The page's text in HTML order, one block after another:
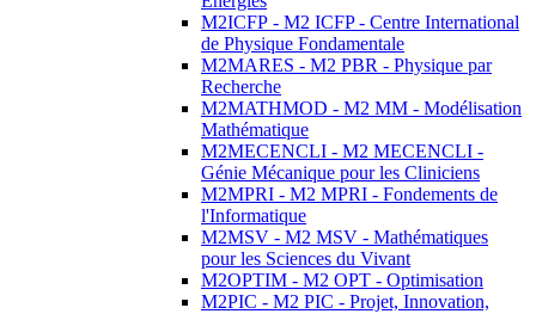
M2ICFP - M2 ICFP - Centre International
de Physique Fondamentale
M2MARES - M2 PBR - Physique par
Recherche
M2MATHMOD - M2 MM - Modélisation
Mathématique
M2MECENCLI - M2 MECENCLI -
Génie Mécanique pour les Cliniciens
M2MPRI - M2 MPRI - Fondements de
l'Informatique
M2MSV - M2 MSV - Mathématiques
pour les Sciences du Vivant
M2OPTIM - M2 OPT - Optimisation
M2PIC - M2 PIC - Projet, Innovation,